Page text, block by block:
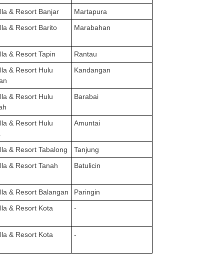
& Resort Banjar
Martapura
& Resort Barito
Marabahan
& Resort Tapin
Rantau
& Resort Hulu
Kandangan
& Resort Hulu
Barabai
& Resort Hulu
Amuntai
& Resort Tabalong
Tanjung
& Resort Tanah
Batulicin
& Resort Balangan
Paringin
& Resort Kota
-
& Resort Kota
-